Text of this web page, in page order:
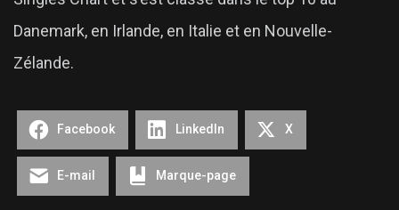
Danemark, en Irlande, en Italie et en Nouvelle-
Zélande.
Facebook LinkedIn X
E-mail Marque-page